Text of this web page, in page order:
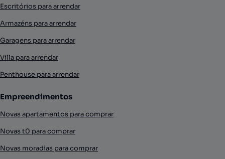
Escritórios para arrendar
Armazéns para arrendar
Garagens para arrendar
Villa para arrendar
Penthouse para arrendar
Empreendimentos
Novas apartamentos para comprar
Novas t0 para comprar
Novas moradias para comprar